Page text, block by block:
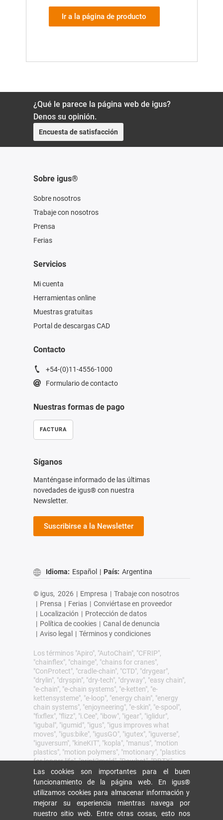
Ir a la página de producto
¿Qué le parece la página web de igus?
Denos su opinión.
Encuesta de satisfacción
Sobre igus®
Sobre nosotros
Trabaje con nosotros
Prensa
Ferias
Servicios
Mi cuenta
Herramientas online
Muestras gratuitas
Portal de descargas CAD
Contacto
+54-(0)11-4556-1000
Formulario de contacto
Nuestras formas de pago
FACTURA
Síganos
Manténgase informado de las últimas
novedades de igus® con nuestra
Newsletter.
Suscribirse a la Newsletter
Idioma: Español | País: Argentina
© igus, 2026 | Empresa | Trabaje con nosotros
| Prensa | Ferias | Conviértase en proveedor
| Localización | Protección de datos
| Política de cookies | Canal de denuncia
| Aviso legal | Términos y condiciones
Los términos "Apiro", "AutoChain", "CFRIP",
"chainflex", "chainge", "chains for cranes",
"ConProtect", "cradle-chain", "CTD", "drygear",
"drylin", "dryspin", "dry-tech", "dryway", "easy chain",
"e-chain", "e-chain systems", "e-ketten", "e-
kettensysteme", "e-loop", "energy chain", "energy
chain systems", "enjoyneering", "e-skin", "e-spool",
"fixflex", "flizz", "i.Cee", "ibow", "igear", "iglidur",
"igubal", "igumid", "igus", "igus improves what
moves", "igus:bike", "igusGO", "igutex", "iguverse",
"iguversum", "kineKIT", "kopla", "manus", "motion
plastics", "motion polymers", "motionary", "plastics
for longer life", "print2mold", "Rawbot", "RBTX",
"readycable", "readychain", "ReBeL", "ReCyycle",
"reguse", "robolink", "Rohbot", "savfe", "speedigus",
"superwise", "take the dryway", "tribofilament",
"tribotape", "triflex", "twisterchain", "when it moves,
igus improves", "xirodur", "xiros" y "yes" son marcas
comerciales legalmente protegidas de igus® SE &
Las cookies son importantes para el buen
funcionamiento de la página web. En igus®
utilizamos cookies para almacenar información y
mejorar su experiencia mientras navega por
nuestro sitio web. Entre otras cosas, esto nos